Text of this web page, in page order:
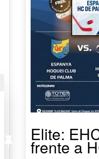
Elite:
frente a